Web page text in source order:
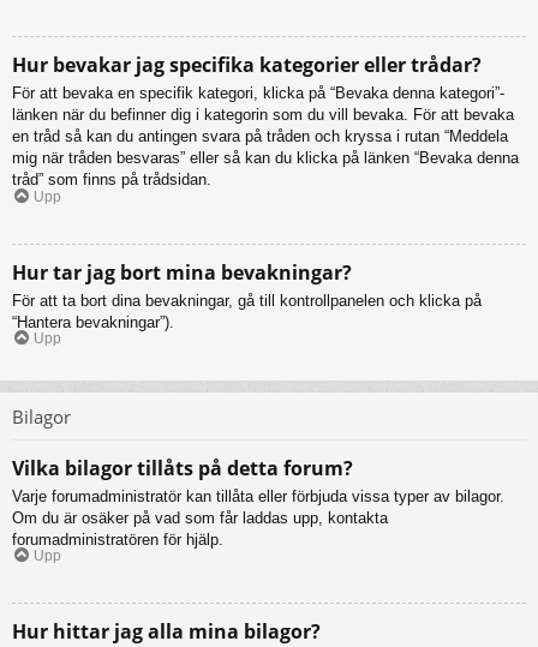
Hur bevakar jag specifika kategorier eller trådar?
För att bevaka en specifik kategori, klicka på “Bevaka denna kategori”-
länken när du befinner dig i kategorin som du vill bevaka. För att bevaka
en tråd så kan du antingen svara på tråden och kryssa i rutan “Meddela
mig när tråden besvaras” eller så kan du klicka på länken “Bevaka denna
tråd” som finns på trådsidan.
Upp
Hur tar jag bort mina bevakningar?
För att ta bort dina bevakningar, gå till kontrollpanelen och klicka på
“Hantera bevakningar”).
Upp
Bilagor
Vilka bilagor tillåts på detta forum?
Varje forumadministratör kan tillåta eller förbjuda vissa typer av bilagor.
Om du är osäker på vad som får laddas upp, kontakta
forumadministratören för hjälp.
Upp
Hur hittar jag alla mina bilagor?